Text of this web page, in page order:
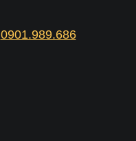
0901.989.686